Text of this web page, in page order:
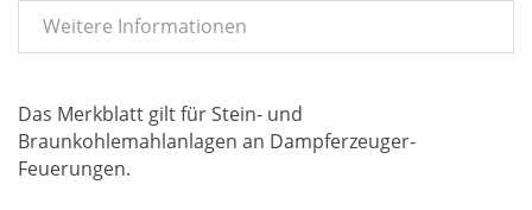
Weitere Informationen
Das Merkblatt gilt für Stein- und
Braunkohlemahlanlagen an Dampferzeuger-
Feuerungen.